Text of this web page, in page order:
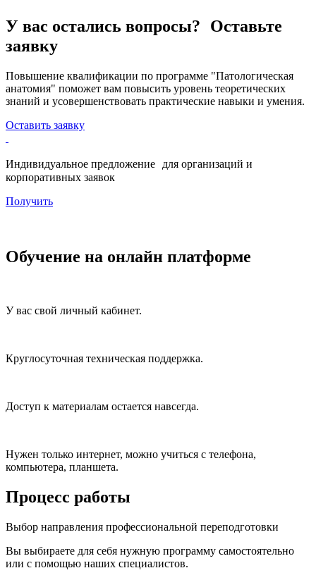
У вас остались вопросы? Оставьте
заявку
Повышение квалификации по программе "Патологическая
анатомия" поможет вам повысить уровень теоретических
знаний и усовершенствовать практические навыки и умения.
Оставить заявку
Индивидуальное предложение для организаций и
корпоративных заявок
Получить
Обучение на онлайн платформе
У вас свой личный кабинет.
Круглосуточная техническая поддержка.
Доступ к материалам остается навсегда.
Нужен только интернет, можно учиться с телефона,
компьютера, планшета.
Процесс работы
Выбор направления профессиональной переподготовки
Вы выбираете для себя нужную программу самостоятельно
или с помощью наших специалистов.